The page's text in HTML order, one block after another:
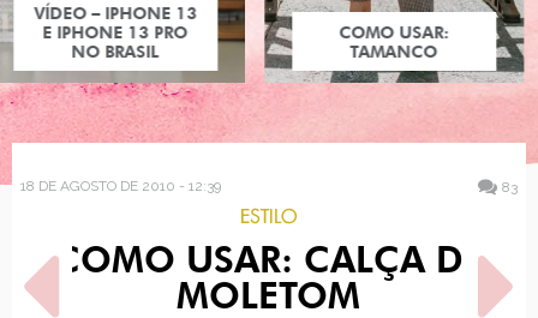
COMO USAR:
TAMANCO
COMO USAR:
BLUSA UM OMBRO
SÓ
18 DE AGOSTO DE 2010 - 12:39 83
ESTILO
COMO USAR: CALÇA DE
MOLETOM